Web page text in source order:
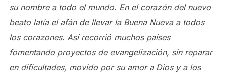
su nombre a todo el mundo. En el corazón del nuevo
beato latía el afán de llevar la Buena Nueva a todos
los corazones. Así recorrió muchos países
fomentando proyectos de evangelización, sin reparar
en dificultades, movido por su amor a Dios y a los